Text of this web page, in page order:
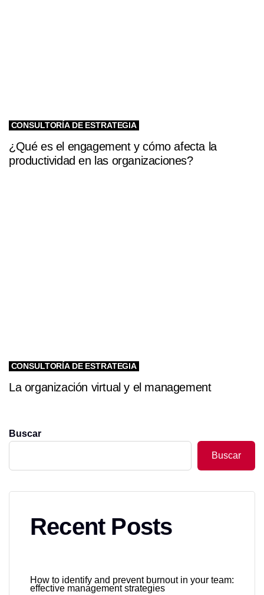
CONSULTORÍA DE ESTRATEGIA
¿Qué es el engagement y cómo afecta la
productividad en las organizaciones?
CONSULTORÍA DE ESTRATEGIA
La organización virtual y el management
Buscar
Buscar
Recent Posts
How to identify and prevent burnout in your team:
effective management strategies